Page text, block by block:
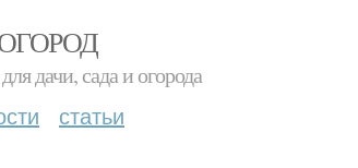
дачи, сада и огорода
статьи